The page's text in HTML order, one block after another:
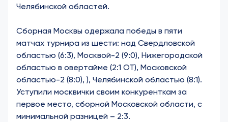
Челябинской областей.
Сборная Москвы одержала победы в пяти
матчах турнира из шести: над Свердловской
областью (6:3), Москвой-2 (9:0), Нижегородской
областью в овертайме (2:1 ОТ), Московской
областью-2 (8:0), ), Челябинской областью (8:1).
Уступили москвички своим конкуренткам за
первое место, сборной Московской области, с
минимальной разницей – 2:3.